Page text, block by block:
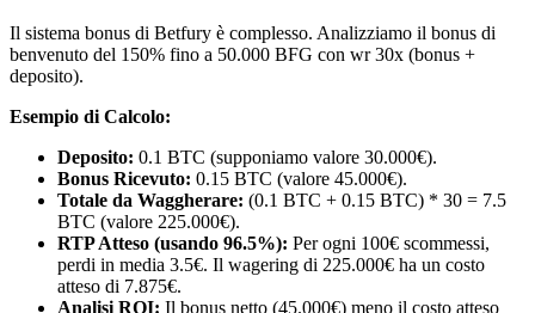
Il sistema bonus di Betfury è complesso. Analizziamo il bonus di
benvenuto del 150% fino a 50.000 BFG con wr 30x (bonus +
deposito).
Esempio di Calcolo:
Deposito: 0.1 BTC (supponiamo valore 30.000€).
Bonus Ricevuto: 0.15 BTC (valore 45.000€).
Totale da Waggherare: (0.1 BTC + 0.15 BTC) * 30 = 7.5
BTC (valore 225.000€).
RTP Atteso (usando 96.5%): Per ogni 100€ scommessi,
perdi in media 3.5€. Il wagering di 225.000€ ha un costo
atteso di 7.875€.
Analisi ROI: Il bonus netto (45.000€) meno il costo atteso